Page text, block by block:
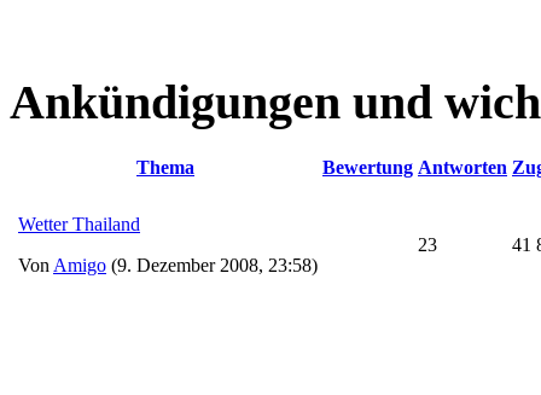
Ankündigungen und
Thema Bewertung Antworten
Wetter Thailand
Von Amigo (9. Dezember 2008, 23:58)
23 41